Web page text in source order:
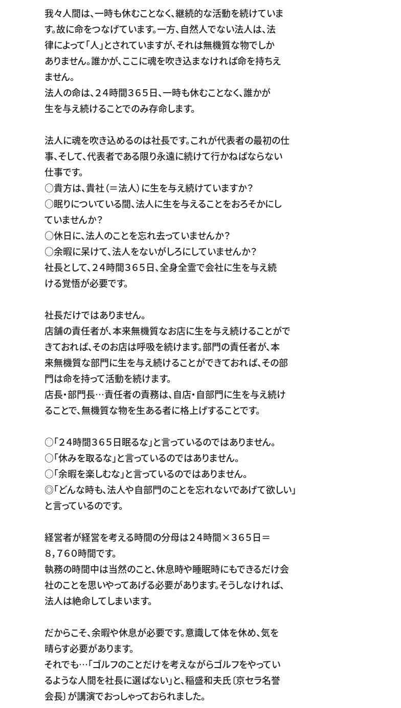
我々人間は、一時も休むことなく、継続的な活動を続けていま
す。故に命をつなげています。一方、自然人でない法人は、法
律によって「人」とされていますが、それは無機質な物でしか
ありません。誰かが、ここに魂を吹き込まなければ命を持ちえ
ません。
法人の命は、２４時間３６５日、一時も休むことなく、誰かが
生を与え続けることでのみ存命します。
法人に魂を吹き込めるのは社長です。これが代表者の最初の仕
事、そして、代表者である限り永遠に続けて行かねばならない
仕事です。
○貴方は、貴社（＝法人）に生を与え続けていますか？
○眠りについている間、法人に生を与えることをおろそかにし
ていませんか？
○休日に、法人のことを忘れ去っていませんか？
○余暇に呆けて、法人をないがしろにしていませんか？
社長として、２４時間３６５日、全身全霊で会社に生を与え続
ける覚悟が必要です。
社長だけではありません。
店舗の責任者が、本来無機質なお店に生を与え続けることがで
きておれば、そのお店は呼吸を続けます。部門の責任者が、本
来無機質な部門に生を与え続けることができておれば、その部
門は命を持って活動を続けます。
店長・部門長…責任者の責務は、自店・自部門に生を与え続け
ることで、無機質な物を生ある者に格上げすることです。
○「２４時間３６５日眠るな」と言っているのではありません。
○「休みを取るな」と言っているのではありません。
○「余暇を楽しむな」と言っているのではありません。
◎「どんな時も、法人や自部門のことを忘れないであげて欲しい」
と言っているのです。
経営者が経営を考える時間の分母は２４時間×３６５日＝
８，７６０時間です。
執務の時間中は当然のこと、休息時や睡眠時にもできるだけ会
社のことを思いやってあげる必要があります。そうしなければ、
法人は絶命してしまいます。
だからこそ、余暇や休息が必要です。意識して体を休め、気を
晴らす必要があります。
それでも…「ゴルフのことだけを考えながらゴルフをやってい
るような人間を社長に選ばない」と、稲盛和夫氏〔京セラ名誉
会長〕が講演でおっしゃっておられました。